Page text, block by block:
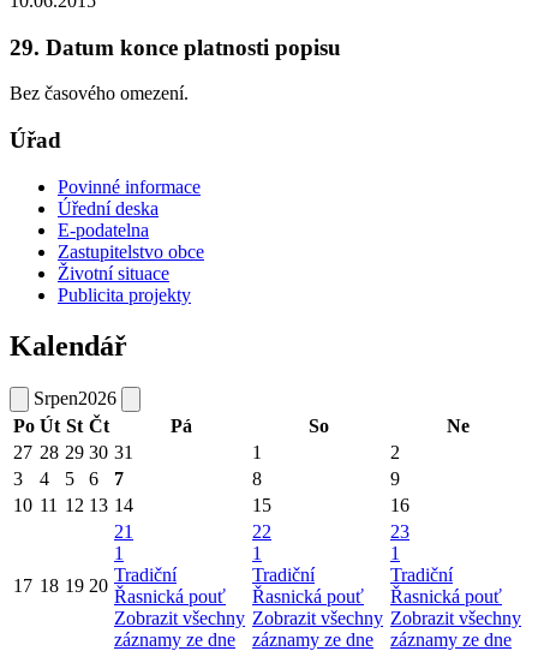
29. Datum konce platnosti popisu
Bez časového omezení.
Úřad
Povinné informace
Úřední deska
E-podatelna
Zastupitelstvo obce
Životní situace
Publicita projekty
Kalendář
Srpen2026
Po Út St Čt Pá So
Ne
27 28 29 30 31 1
2
3
4 5 6 7 8
9
10 11 12 13 14 15 16
17 18 19 20
21
1
Tradiční
Řasnická pouť
Zobrazit všechny
záznamy ze dne
22
1
Tradiční
Řasnická pouť
Zobrazit všechny
záznamy ze dne
23
1
Tradiční
Řasnická pouť
Zobrazit všechny
záznamy ze dne